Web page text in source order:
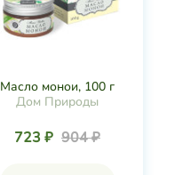
Масло монои, 100 г
Дом Природы
723 ₽ 904 ₽